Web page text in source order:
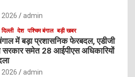
2026 admin
दिल्ली देश पश्चिम बंगाल बड़ी खबर
में बड़ा प्रशासनिक फेरबदल, एडीजी
सरकार समेत 28 आईपीएस अधिकारियों
2026 admin